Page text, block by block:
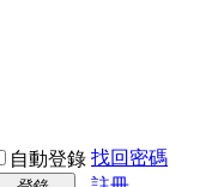
自動登錄 找回密碼